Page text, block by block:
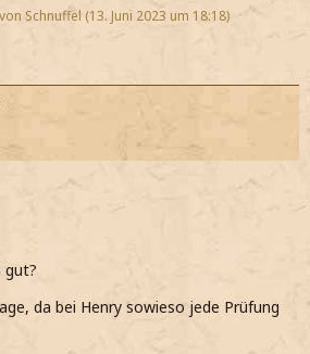
Schnuffel (13. Juni 2023 um 18:18)
gut?
da bei Henry sowieso jede Prüfung